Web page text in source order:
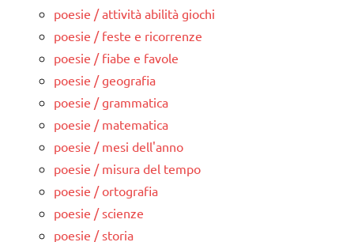
poesie / attività abilità giochi
poesie / feste e ricorrenze
poesie / fiabe e favole
poesie / geografia
poesie / grammatica
poesie / matematica
poesie / mesi dell'anno
poesie / misura del tempo
poesie / ortografia
poesie / scienze
poesie / storia